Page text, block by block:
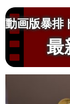
動画版暴排
最